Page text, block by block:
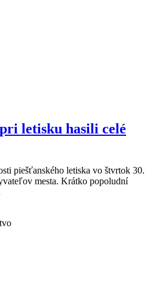
letisku hasili celé
piešťanského letiska vo štvrtok 30.
mesta. Krátko popoludní